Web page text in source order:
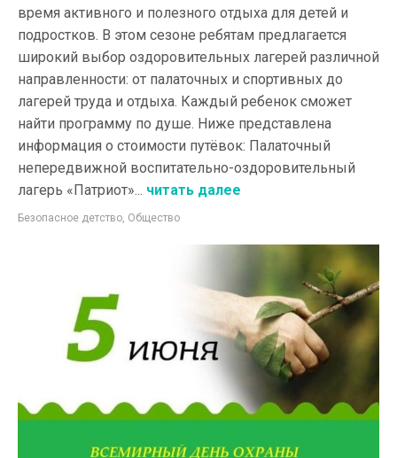
время активного и полезного отдыха для детей и
подростков. В этом сезоне ребятам предлагается
широкий выбор оздоровительных лагерей различной
направленности: от палаточных и спортивных до
лагерей труда и отдыха. Каждый ребенок сможет
найти программу по душе. Ниже представлена
информация о стоимости путёвок: Палаточный
непередвижной воспитательно-оздоровительный
лагерь «Патриот»... читать далее
Безопасное детство, Общество